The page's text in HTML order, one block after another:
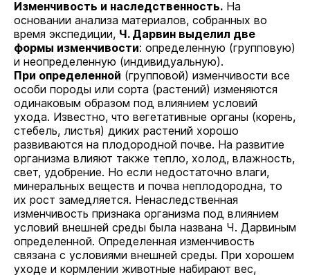
Изменчивость и наследственность. На
основании анализа материалов, собранных во
время экспедиции, Ч. Дарвин выделил две
формы изменчивости: определенную (групповую)
и неопределенную (индивидуальную).
При определенной (групповой) изменчивости все
особи породы или сорта (растений) изменяются
одинаковым образом под влиянием условий
ухода. Известно, что вегетативные органы (корень,
стебель, листья) диких растений хорошо
развиваются на плодородной почве. На развитие
организма влияют также тепло, холод, влажность,
свет, удобрение. Но если недостаточно влаги,
минеральных веществ и почва неплодородна, то
их рост замедляется. Ненаследственная
изменчивость признака организма под влиянием
условий внешней среды была названа Ч. Дарвиным
определенной. Определенная изменчивость
связана с условиями внешней среды. При хорошем
уходе и кормлении животные набирают вес,